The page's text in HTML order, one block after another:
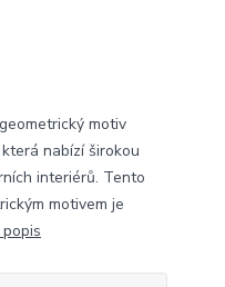
motiv
nabízí širokou
interiérů. Tento
motivem je